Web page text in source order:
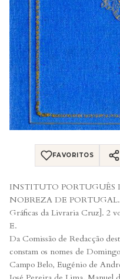
FAVORITOS
INSTITUTO
NOBREZA DE PORTUGAL.
Gráficas da Livraria Cruz]. 2
E.
Da Comissão de Redacção
constam os nomes de
Campo Belo, Eugénio de